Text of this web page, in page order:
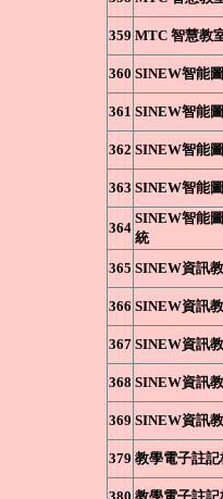
359 MTC 智慧教
360 SINEW智能
361 SINEW智能
362 SINEW智能
363 SINEW智能
364
SINEW智能
統
365 SINEW資訊
366 SINEW資訊
367 SINEW資訊
368 SINEW資訊
369 SINEW資訊
379 教學電子註